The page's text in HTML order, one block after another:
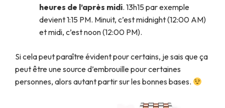
heures de l’après midi. 13h15 par exemple
devient 1:15 PM. Minuit, c’est midnight (12:00 AM)
et midi, c’est noon (12:00 PM).
Si cela peut paraître évident pour certains, je sais que ça
peut être une source d’embrouille pour certaines
personnes, alors autant partir sur les bonnes bases.